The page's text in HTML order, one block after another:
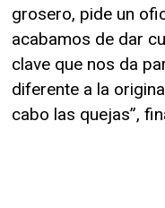
grosero, pide un
acabamos de dar
clave que nos da
diferente a la
cabo las quejas”,